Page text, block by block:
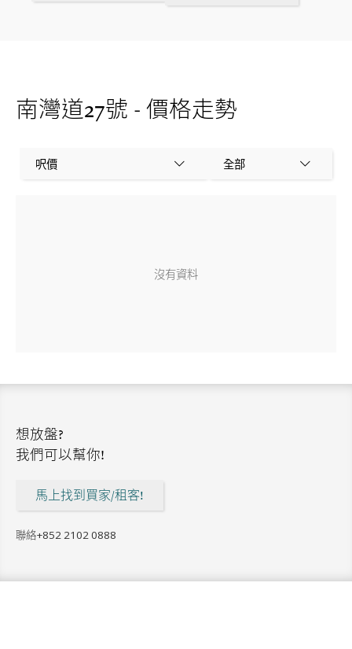
南灣道27號 - 價格走勢
呎價 全部
沒有資料
想放盤?
我們可以幫你!
馬上找到買家/租客!
聯絡+852 2102 0888